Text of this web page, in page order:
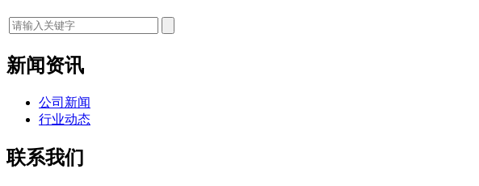
新闻资讯
公司新闻
行业动态
联系我们